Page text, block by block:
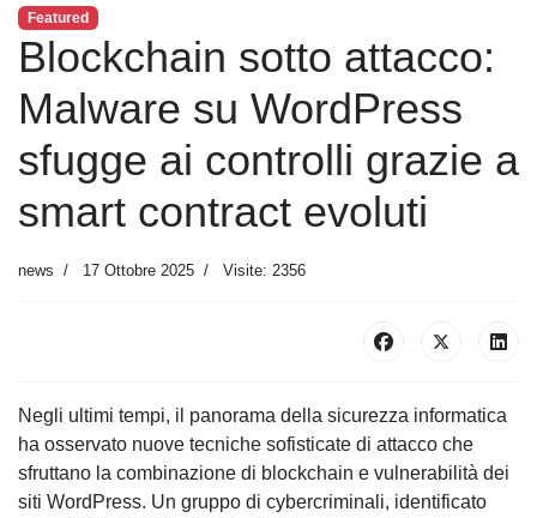
Featured
Blockchain sotto attacco:
Malware su WordPress
sfugge ai controlli grazie a
smart contract evoluti
news 17 Ottobre 2025 Visite: 2356
Negli ultimi tempi, il panorama della sicurezza informatica
ha osservato nuove tecniche sofisticate di attacco che
sfruttano la combinazione di blockchain e vulnerabilità dei
siti WordPress. Un gruppo di cybercriminali, identificato